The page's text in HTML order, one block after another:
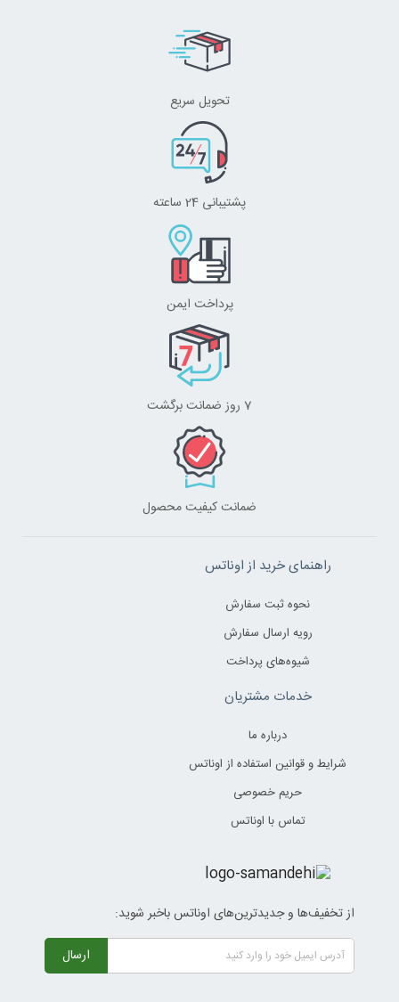
تحویل سریع
پشتیبانی 24 ساعته
پرداخت ایمن
7 روز ضمانت برگشت
ضمانت کیفیت محصول
راهنمای خرید از اوناتس
نحوه ثبت سفارش
رویه ارسال سفارش
شیوه‌های پرداخت
خدمات مشتریان
درباره ما
شرایط و قوانین استفاده از اوناتس
حریم خصوصی
تماس با اوناتس
از تخفیف‌ها و جدیدترین‌های اوناتس باخبر شوید:
ارسال